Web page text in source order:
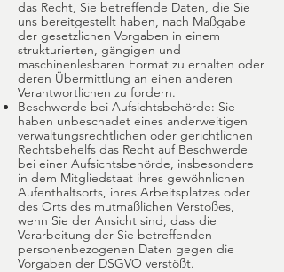
das Recht, Sie betreffende Daten, die Sie
uns bereitgestellt haben, nach Maßgabe
der gesetzlichen Vorgaben in einem
strukturierten, gängigen und
maschinenlesbaren Format zu erhalten oder
deren Übermittlung an einen anderen
Verantwortlichen zu fordern.
Beschwerde bei Aufsichtsbehörde: Sie
haben unbeschadet eines anderweitigen
verwaltungsrechtlichen oder gerichtlichen
Rechtsbehelfs das Recht auf Beschwerde
bei einer Aufsichtsbehörde, insbesondere
in dem Mitgliedstaat ihres gewöhnlichen
Aufenthaltsorts, ihres Arbeitsplatzes oder
des Orts des mutmaßlichen Verstoßes,
wenn Sie der Ansicht sind, dass die
Verarbeitung der Sie betreffenden
personenbezogenen Daten gegen die
Vorgaben der DSGVO verstößt.